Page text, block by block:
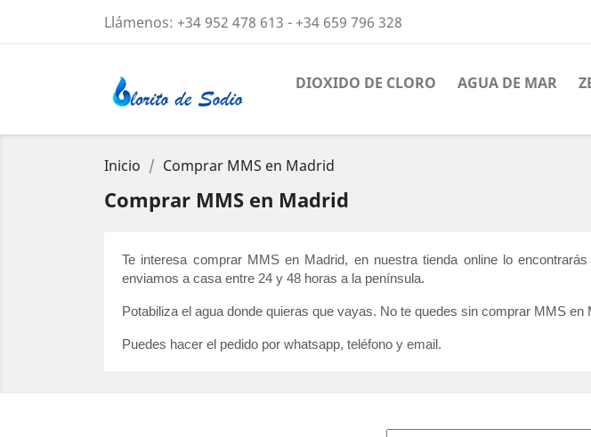
Llámenos: +34 952 478 613 - +34 659 796 328
DIOXIDO DE CLORO AGUA DE MAR
Inicio Comprar MMS en Madrid
Comprar MMS en Madrid
Te interesa comprar MMS en Madrid, en nuestra tienda online lo
enviamos a casa entre 24 y 48 horas a la península.
Potabiliza el agua donde quieras que vayas. No te quedes sin comprar MMS en
Puedes hacer el pedido por whatsapp, teléfono y email.